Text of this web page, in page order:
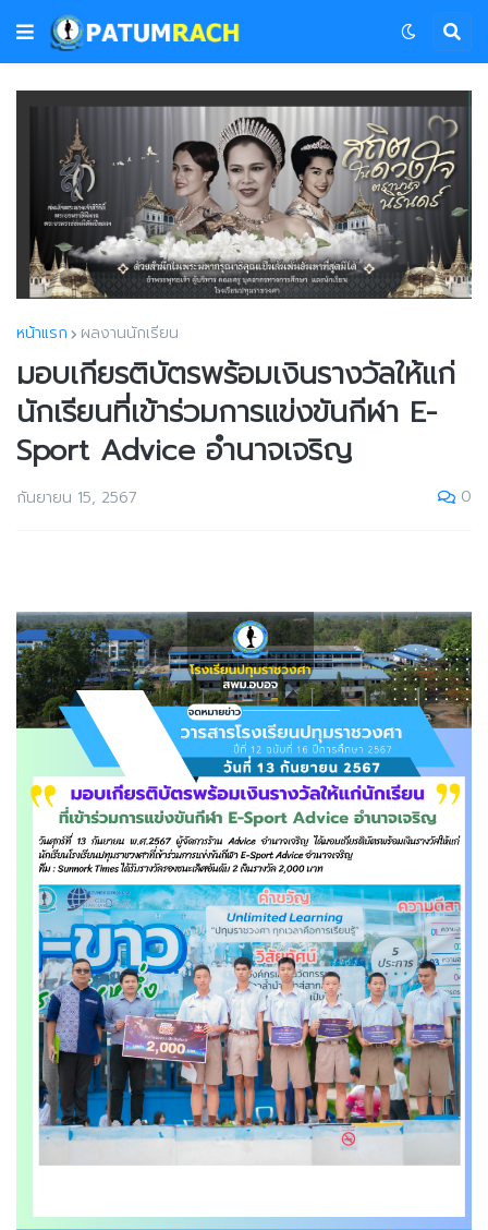
หน้าแรก ผลงานนักเรียน
มอบเกียรติบัตรพร้อมเงินรางวัลให้แก่
นักเรียนที่เข้าร่วมการแข่งขันกีฬา E-
Sport Advice อำนาจเจริญ
กันยายน 15, 2567 0